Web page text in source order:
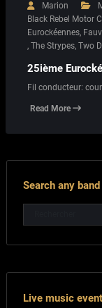
Marion
Black Rebel Motor
Eurockéennes,
, The Strypes, Two
25ième
Fil conducteur:
Read More
Search any
Live music